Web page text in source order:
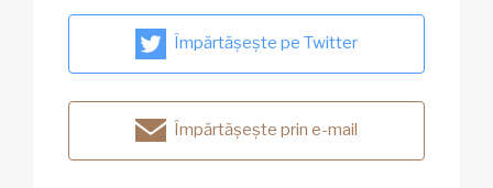
Împărtășește pe Twitter
Împărtășește prin e-mail